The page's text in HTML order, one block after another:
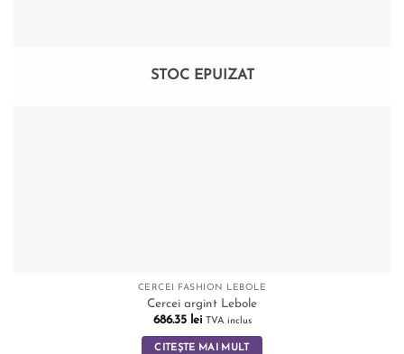
STOC EPUIZAT
CERCEI FASHION LEBOLE
Cercei argint Lebole
686.35 lei TVA inclus
CITEȘTE MAI MULT